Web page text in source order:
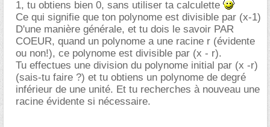
1, tu obtiens bien 0, sans utiliser ta calculette
Ce qui signifie que ton polynome est divisible par (x-1)
D'une manière générale, et tu dois le savoir PAR
COEUR, quand un polynome a une racine r (évidente
ou non!), ce polynome est divisible par (x - r).
Tu effectues une division du polynome initial par (x -r)
(sais-tu faire ?) et tu obtiens un polynome de degré
inférieur de une unité. Et tu recherches à nouveau une
racine évidente si nécessaire.